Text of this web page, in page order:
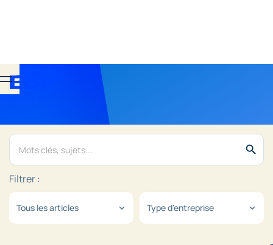
Filtrer :
Tous les articles expand_more Type d'entreprise expand_more
search